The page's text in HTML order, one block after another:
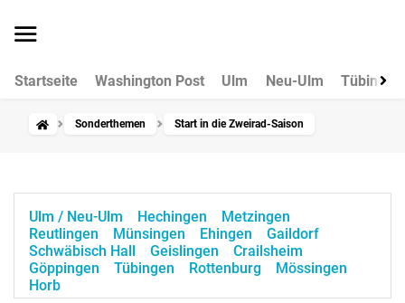
Startseite Washington Post Ulm Neu-Ulm Tübingen
Sonderthemen Start in die Zweirad-Saison
Ulm / Neu-Ulm Hechingen
Metzingen
Reutlingen
Münsingen Ehingen
Gaildorf
Schwäbisch Hall
Geislingen
Crailsheim
Göppingen
Tübingen Rottenburg
Mössingen
Horb